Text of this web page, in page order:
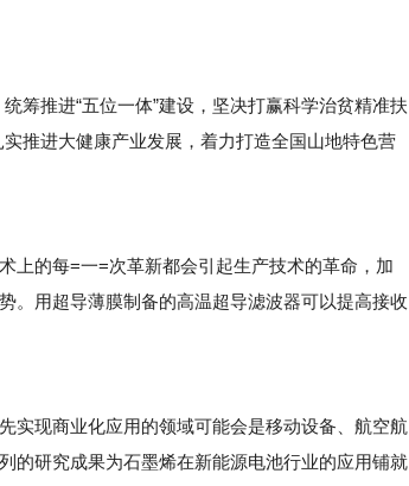
筹推进“五位一体”建设，坚决打赢科学治贫精准扶
推进大健康产业发展，着力打造全国山地特色营
的每=一=次革新都会引起生产技术的革命，加
。用超导薄膜制备的高温超导滤波器可以提高接收
现商业化应用的领域可能会是移动设备、航空航
的研究成果为石墨烯在新能源电池行业的应用铺就